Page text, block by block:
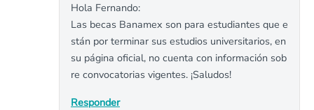
Hola Fernando:
Las becas Banamex son para estudiantes que e
stán por terminar sus estudios universitarios, en
su página oficial, no cuenta con información sob
re convocatorias vigentes. ¡Saludos!
Responder